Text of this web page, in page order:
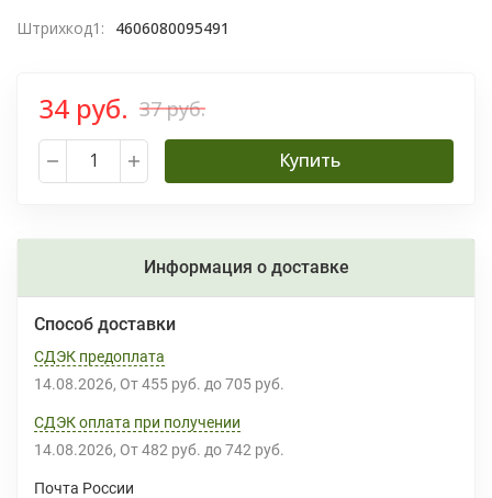
Штрихкод1: 4606080095491
34 руб. 37 руб.
Купить
Информация о доставке
Способ доставки
СДЭК предоплата
14.08.2026 От 455 руб. до 705 руб.
СДЭК оплата при получении
14.08.2026 От 482 руб. до 742 руб.
Почта России